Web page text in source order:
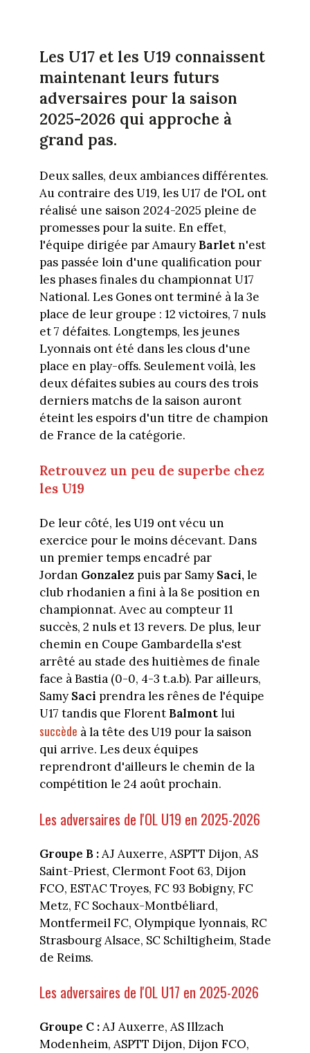
Les U17 et les U19 connaissent
maintenant leurs futurs
adversaires pour la saison
2025-2026 qui approche à
grand pas.
Deux salles, deux ambiances différentes.
Au contraire des U19, les U17 de l'OL ont
réalisé une saison 2024-2025 pleine de
promesses pour la suite. En effet,
l'équipe dirigée par Amaury Barletn'est
pas passée loin d'une qualification pour
les phases finales du championnat U17
National. Les Gones ont terminé à la 3e
place de leur groupe : 12 victoires, 7 nuls
et 7 défaites. Longtemps, les jeunes
Lyonnais ont été dans les clous d'une
place en play-offs. Seulement voilà, les
deux défaites subies au cours des trois
derniers matchs de la saison auront
éteint les espoirs d'un titre de champion
de France de la catégorie.
Retrouvez un peu de superbe chez
les U19
De leur côté, les U19 ont vécu un
exercice pour le moins décevant. Dans
un premier temps encadré par
Jordan Gonzalezpuis par Samy Saci,le
club rhodanien a fini à la 8e position en
championnat. Avec au compteur 11
succès, 2 nuls et 13 revers. De plus, leur
chemin en Coupe Gambardella s'est
arrêté au stade des huitièmes de finale
face à Bastia (0-0, 4-3 t.a.b). Par ailleurs,
Samy Saci prendra les rênes de l'équipe
U17 tandis que Florent Balmontlui
succède à la tête des U19 pour la saison
qui arrive. Les deux équipes
reprendront d'ailleurs le chemin de la
compétition le 24 août prochain.
Les adversaires de l'OL U19 en 2025-2026
Groupe B :AJ Auxerre, ASPTT Dijon, AS
Saint-Priest, Clermont Foot 63, Dijon
FCO, ESTAC Troyes, FC 93 Bobigny, FC
Metz, FC Sochaux-Montbéliard,
Montfermeil FC, Olympique lyonnais, RC
Strasbourg Alsace, SC Schiltigheim, Stade
de Reims.
Les adversaires de l'OL U17 en 2025-2026
Groupe C :AJ Auxerre, AS Illzach
Modenheim, ASPTT Dijon, Dijon FCO,